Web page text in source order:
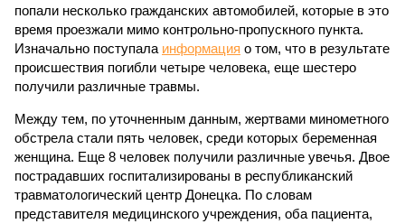
попали несколько гражданских автомобилей, которые в это
время проезжали мимо контрольно-пропускного пункта.
Изначально поступала информация о том, что в результате
происшествия погибли четыре человека, еще шестеро
получили различные травмы.
Между тем, по уточненным данным, жертвами минометного
обстрела стали пять человек, среди которых беременная
женщина. Еще 8 человек получили различные увечья. Двое
пострадавших госпитализированы в республиканский
травматологический центр Донецка. По словам
представителя медицинского учреждения, оба пациента,